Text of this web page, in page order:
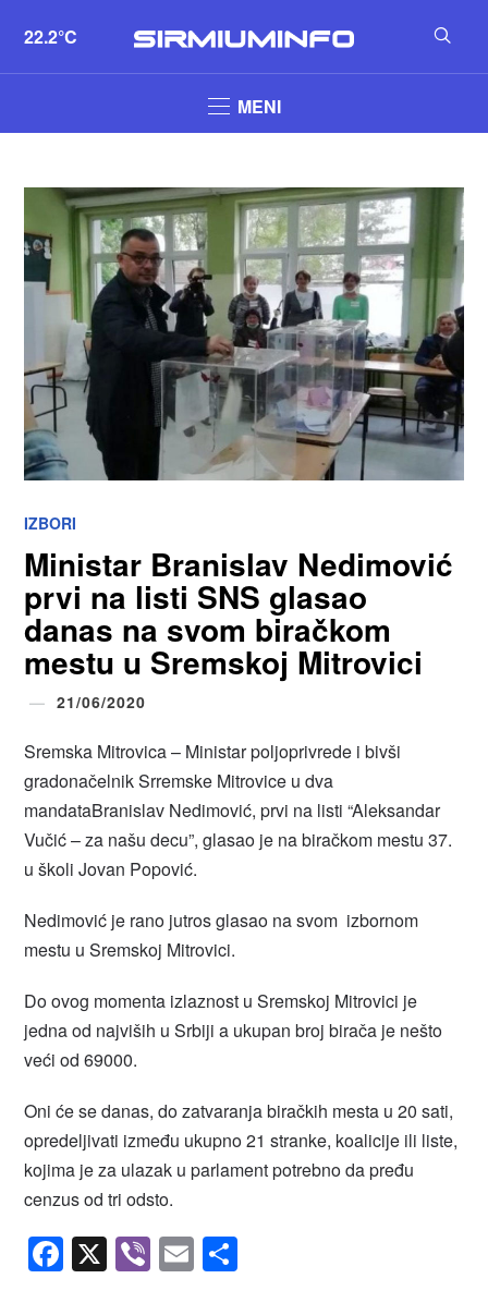
22.2°C
MENI
IZBORI
Ministar Branislav Nedimović
prvi na listi SNS glasao
danas na svom biračkom
mestu u Sremskoj Mitrovici
21/06/2020
Sremska Mitrovica – Ministar poljoprivrede i bivši
gradonačelnik Srremske Mitrovice u dva
mandataBranislav Nedimović, prvi na listi “Aleksandar
Vučić – za našu decu”, glasao je na biračkom mestu 37.
u školi Jovan Popović.
Nedimović je rano jutros glasao na svom izbornom
mestu u Sremskoj Mitrovici.
Do ovog momenta izlaznost u Sremskoj Mitrovici je
jedna od najviših u Srbiji a ukupan broj birača je nešto
veći od 69000.
Oni će se danas, do zatvaranja biračkih mesta u 20 sati,
opredeljivati između ukupno 21 stranke, koalicije ili liste,
kojima je za ulazak u parlament potrebno da pređu
cenzus od tri odsto.
Facebook
X ViberEmail